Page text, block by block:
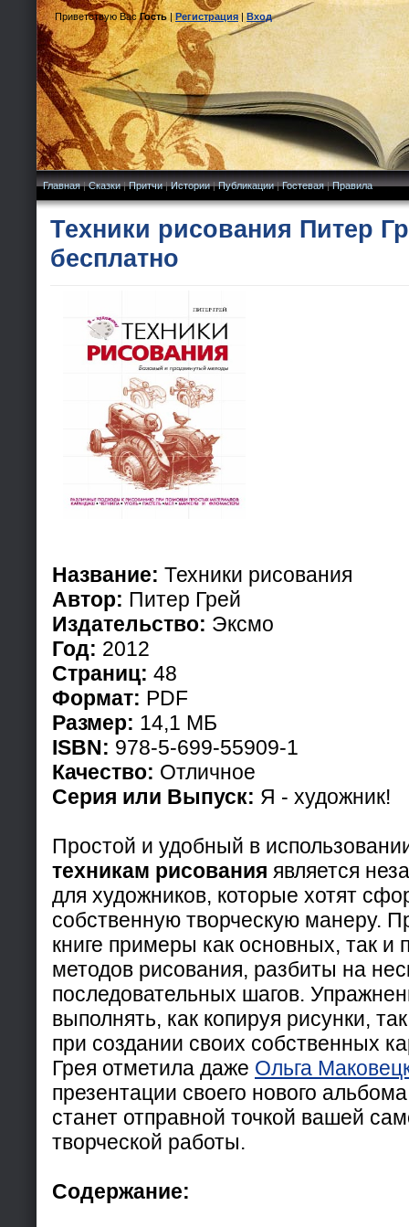
Приветствую Вас Гость|Регистрация|Вход
Главная|Сказки|Притчи|Истории|Публикации|Гостевая|Правила
Техники рисования Питер
бесплатно
Название: Техники рисования
Автор: Питер Грей
Издательство: Эксмо
Год: 2012
Страниц: 48
Формат: PDF
Размер: 14,1 МБ
ISBN: 978-5-699-55909-1
Качество: Отличное
Серия или Выпуск: Я - художник!
Простой и удобный в
техникам рисования является
для художников, которые хотят
собственную творческую манеру.
книге примеры как основных, так и
методов рисования, разбиты на
последовательных шагов.
выполнять, как копируя рисунки,
при создании своих собственных
Грея отметила даже Ольга
презентации своего нового
станет отправной точкой вашей
творческой работы.
Содержание: